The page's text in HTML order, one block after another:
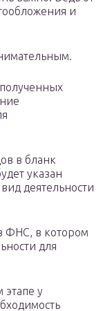
и
в бланк
указан
деятельности
ФНС, в котором
для
этапе у